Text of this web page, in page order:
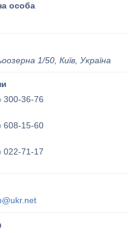
1/50, Київ, Україна
300-36-76
608-15-60
022-71-17